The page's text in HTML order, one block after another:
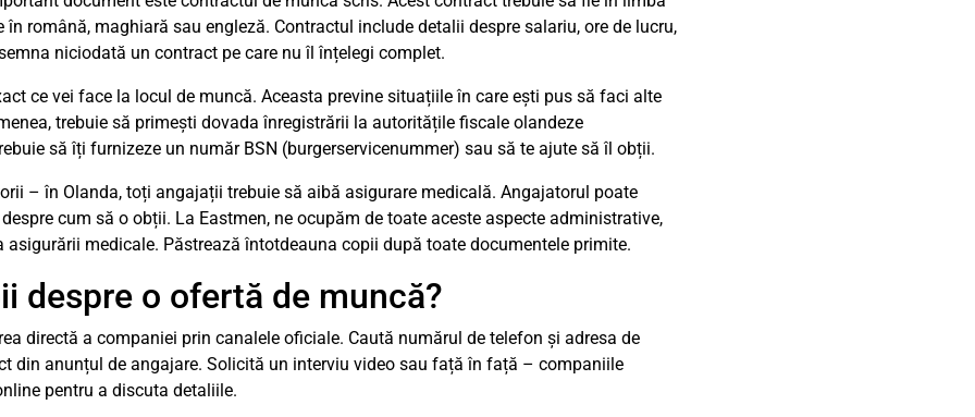
română, maghiară sau engleză. Contractul include detalii despre salariu, ore de lucru,
niciodată un contract pe care nu îl înțelegi complet.
ce vei face la locul de muncă. Aceasta previne situațiile în care ești pus să faci alte
trebuie să primești dovada înregistrării la autoritățile fiscale olandeze
să îți furnizeze un număr BSN (burgerservicenummer) sau să te ajute să îl obții.
– în Olanda, toți angajații trebuie să aibă asigurare medicală. Angajatorul poate
cum să o obții. La Eastmen, ne ocupăm de toate aceste aspecte administrative,
medicale. Păstrează întotdeauna copii după toate documentele primite.
despre o ofertă de muncă?
directă a companiei prin canalele oficiale. Caută numărul de telefon și adresa de
din anunțul de angajare. Solicită un interviu video sau față în față – companiile
pentru a discuta detaliile.